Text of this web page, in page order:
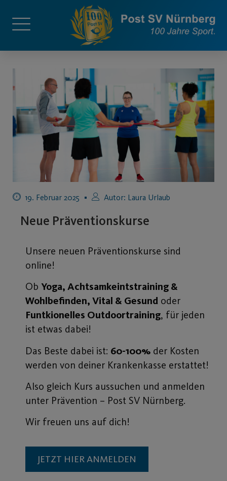
19. Februar 2025 Autor: Laura Urlaub
Neue Präventionskurse
Unsere neuen Präventionskurse sind
online!
Ob Yoga, Achtsamkeintstraining &
Wohlbefinden, Vital & Gesund oder
Funtkionelles Outdoortraining, für jeden
ist etwas dabei!
Das Beste dabei ist: 60-100% der Kosten
werden von deiner Krankenkasse erstattet!
Also gleich Kurs aussuchen und anmelden
unter Prävention – Post SV Nürnberg.
Wir freuen uns auf dich!
JETZT HIER ANMELDEN